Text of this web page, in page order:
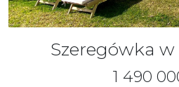
Szeregówka
1 490